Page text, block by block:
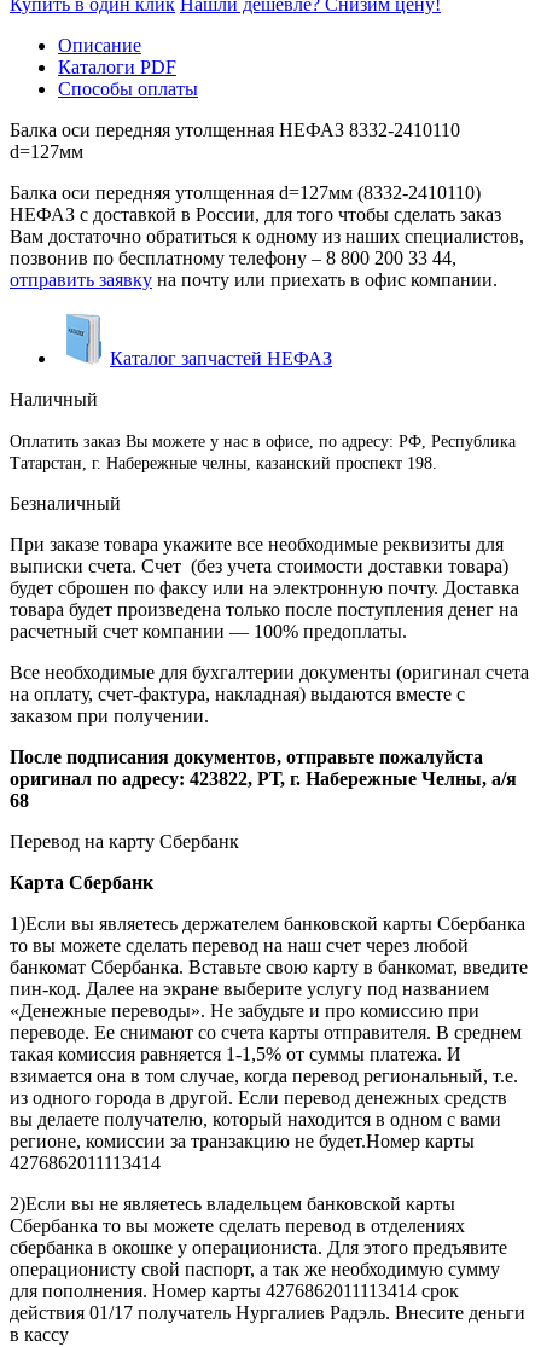
Описание
Каталоги PDF
Способы оплаты
Балка оси передняя утолщенная НЕФАЗ 8332-2410110
d=127мм
Балка оси передняя утолщенная d=127мм (8332-2410110)
НЕФАЗ с доставкой в России, для того чтобы сделать заказ
Вам достаточно обратиться к одному из наших специалистов,
позвонив по бесплатному телефону – 8 800 200 33 44,
отправить заявку на почту или приехать в офис компании.
Каталог запчастей НЕФАЗ
Наличный
Оплатить заказ Вы можете у нас в офисе, по адресу: РФ, Республика
Татарстан, г. Набережные челны, казанский проспект 198.
Безналичный
При заказе товара укажите все необходимые реквизиты для
выписки счета. Счет (без учета стоимости доставки товара)
будет сброшен по факсу или на электронную почту. Доставка
товара будет произведена только после поступления денег на
расчетный счет компании — 100% предоплаты.
Все необходимые для бухгалтерии документы (оригинал счета
на оплату, счет-фактура, накладная) выдаются вместе с
заказом при получении.
После подписания документов, отправьте пожалуйста
оригинал по адресу: 423822, РТ, г. Набережные Челны, а/я
68
Перевод на карту Сбербанк
Карта Сбербанк
1)Если вы являетесь держателем банковской карты Сбербанка
то вы можете сделать перевод на наш счет через любой
банкомат Сбербанка. Вставьте свою карту в банкомат, введите
пин-код. Далее на экране выберите услугу под названием
«Денежные переводы». Не забудьте и про комиссию при
переводе. Ее снимают со счета карты отправителя. В среднем
такая комиссия равняется 1-1,5% от суммы платежа. И
взимается она в том случае, когда перевод региональный, т.е.
из одного города в другой. Если перевод денежных средств
вы делаете получателю, который находится в одном с вами
регионе, комиссии за транзакцию не будет.Номер карты
4276862011113414
2)Если вы не являетесь владельцем банковской карты
Сбербанка то вы можете сделать перевод в отделениях
сбербанка в окошке у операциониста. Для этого предъявите
операционисту свой паспорт, а так же необходимую сумму
для пополнения. Номер карты 4276862011113414 срок
действия 01/17 получатель Нургалиев Радэль. Внесите деньги
в кассу